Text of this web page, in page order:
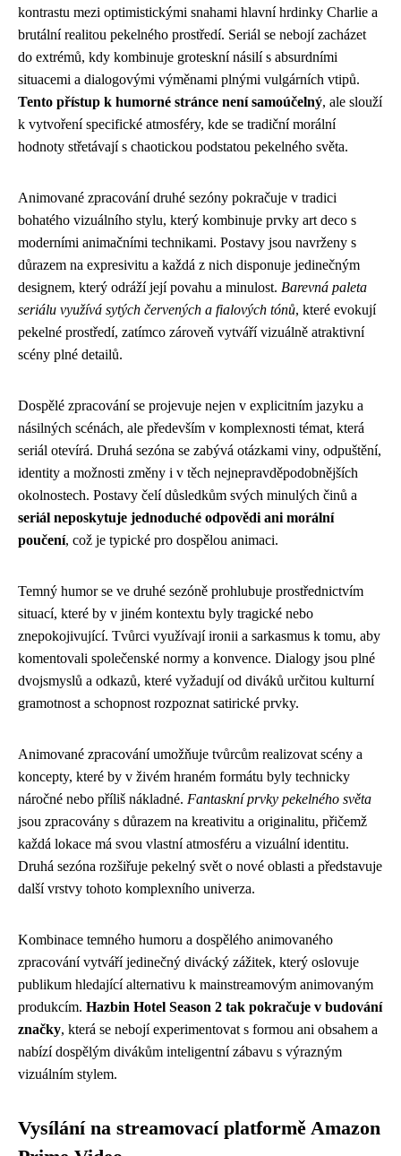
kontrastu mezi optimistickými snahami hlavní hrdinky Charlie a
brutální realitou pekelného prostředí. Seriál se nebojí zacházet
do extrémů, kdy kombinuje groteskní násilí s absurdními
situacemi a dialogovými výměnami plnými vulgárních vtipů.
Tento přístup k humorné stránce není samoúčelný, ale slouží
k vytvoření specifické atmosféry, kde se tradiční morální
hodnoty střetávají s chaotickou podstatou pekelného světa.
Animované zpracování druhé sezóny pokračuje v tradici
bohatého vizuálního stylu, který kombinuje prvky art deco s
moderními animačními technikami. Postavy jsou navrženy s
důrazem na expresivitu a každá z nich disponuje jedinečným
designem, který odráží její povahu a minulost. Barevná paleta
seriálu využívá sytých červených a fialových tónů, které evokují
pekelné prostředí, zatímco zároveň vytváří vizuálně atraktivní
scény plné detailů.
Dospělé zpracování se projevuje nejen v explicitním jazyku a
násilných scénách, ale především v komplexnosti témat, která
seriál otevírá. Druhá sezóna se zabývá otázkami viny, odpuštění,
identity a možnosti změny i v těch nejnepravděpodobnějších
okolnostech. Postavy čelí důsledkům svých minulých činů a
seriál neposkytuje jednoduché odpovědi ani morální
poučení, což je typické pro dospělou animaci.
Temný humor se ve druhé sezóně prohlubuje prostřednictvím
situací, které by v jiném kontextu byly tragické nebo
znepokojivující. Tvůrci využívají ironii a sarkasmus k tomu, aby
komentovali společenské normy a konvence. Dialogy jsou plné
dvojsmyslů a odkazů, které vyžadují od diváků určitou kulturní
gramotnost a schopnost rozpoznat satirické prvky.
Animované zpracování umožňuje tvůrcům realizovat scény a
koncepty, které by v živém hraném formátu byly technicky
náročné nebo příliš nákladné. Fantaskní prvky pekelného světa
jsou zpracovány s důrazem na kreativitu a originalitu, přičemž
každá lokace má svou vlastní atmosféru a vizuální identitu.
Druhá sezóna rozšiřuje pekelný svět o nové oblasti a představuje
další vrstvy tohoto komplexního univerza.
Kombinace temného humoru a dospělého animovaného
zpracování vytváří jedinečný divácký zážitek, který oslovuje
publikum hledající alternativu k mainstreamovým animovaným
produkcím. Hazbin Hotel Season 2 tak pokračuje v budování
značky, která se nebojí experimentovat s formou ani obsahem a
nabízí dospělým divákům inteligentní zábavu s výrazným
vizuálním stylem.
Vysílání na streamovací platformě Amazon